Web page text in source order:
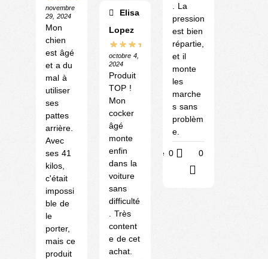
novembre
29, 2024
Mon
chien
est âgé
et a du
mal à
utiliser
ses
pattes
arrière.
Avec
ses 41
kilos,
c'était
impossi
ble de
le
porter,
mais ce
produit
Elisa
Lopez
octobre 4,
2024
Produit
TOP !
Mon
cocker
âgé
monte
enfin
dans la
voiture
sans
difficulté
. Très
content
e de cet
achat.
. La
pression
est bien
répartie,
et il
monte
les
marche
s sans
problèm
e.
Utile 0 0